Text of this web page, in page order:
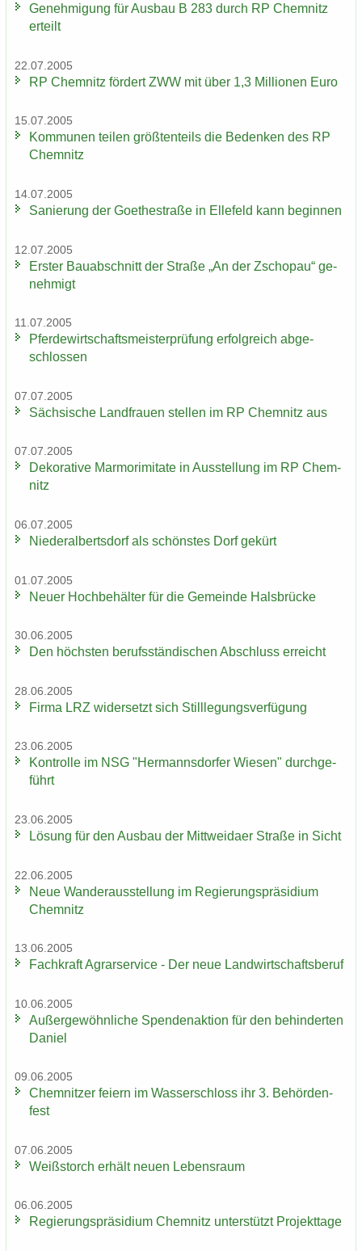
Ge­neh­mi­gung für Aus­bau B 283 durch RP Chem­nitz
er­teilt
22.07.2005
RP Chem­nitz för­dert ZWW mit über 1,3 Mil­lio­nen Euro
15.07.2005
Kom­mu­nen tei­len größ­ten­teils die Be­den­ken des RP
Chem­nitz
14.07.2005
Sa­nie­rung der Goe­the­stra­ße in El­le­feld kann be­gin­nen
12.07.2005
Ers­ter Bau­ab­schnitt der Stra­ße „An der Zscho­pau“ ge­
neh­migt
11.07.2005
Pfer­de­wirt­schafts­meis­ter­prü­fung er­folg­reich ab­ge­
schlos­sen
07.07.2005
Säch­si­sche Land­frau­en stel­len im RP Chem­nitz aus
07.07.2005
De­ko­ra­ti­ve Mar­mo­r­imi­ta­te in Aus­stel­lung im RP Chem­
nitz
06.07.2005
Nie­der­al­berts­dorf als schöns­tes Dorf ge­kürt
01.07.2005
Neuer Hoch­be­häl­ter für die Ge­mein­de Hals­brü­cke
30.06.2005
Den höchs­ten be­rufs­stän­di­schen Ab­schluss er­reicht
28.06.2005
Firma LRZ wi­der­setzt sich Still­le­gungs­ver­fü­gung
23.06.2005
Kon­trol­le im NSG "Her­manns­dor­fer Wie­sen" durch­ge­
führt
23.06.2005
Lö­sung für den Aus­bau der Mitt­wei­da­er Stra­ße in Sicht
22.06.2005
Neue Wan­der­aus­stel­lung im Re­gie­rungs­prä­si­di­um
Chem­nitz
13.06.2005
Fach­kraft Agrar­ser­vice - Der neue Land­wirt­schafts­be­ruf
10.06.2005
Au­ßer­ge­wöhn­li­che Spen­den­ak­ti­on für den be­hin­der­ten
Da­ni­el
09.06.2005
Chem­nit­zer fei­ern im Was­ser­schloss ihr 3. Be­hör­den­
fest
07.06.2005
Weiß­storch er­hält neuen Le­bens­raum
06.06.2005
Re­gie­rungs­prä­si­di­um Chem­nitz un­ter­stützt Pro­jekt­ta­ge